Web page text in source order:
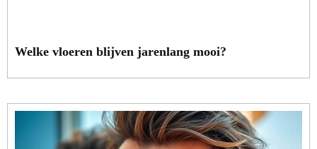
Welke vloeren blijven jarenlang mooi?